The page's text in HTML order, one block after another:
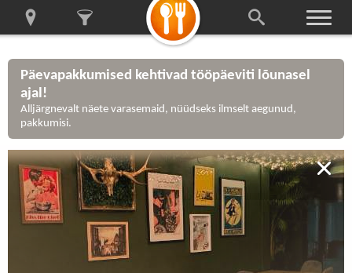
Päevapakkumised kehtivad tööpäeviti lõunasel
ajal!
Alljärgnevalt näete varasemaid, nüüdseks ilmselt aegunud,
pakkumisi.